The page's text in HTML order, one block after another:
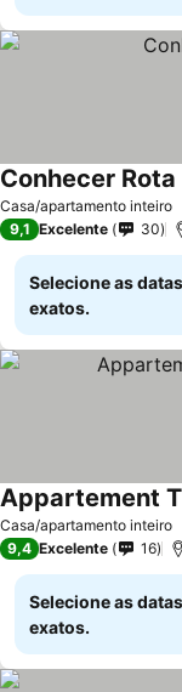
Casa/apartamento inteiro
Conhecer
9,1 Excelente 30
Selecione as
exatos.
Casa/apartamento inteiro
Appartement
9,4 Excelente 16
Selecione as
exatos.